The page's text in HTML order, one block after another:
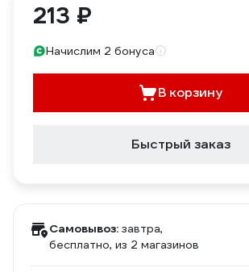
213 ₽
Начислим 2 бонуса
В корзину
Быстрый заказ
Самовывоз: завтра,
бесплатно, из 2 магазинов